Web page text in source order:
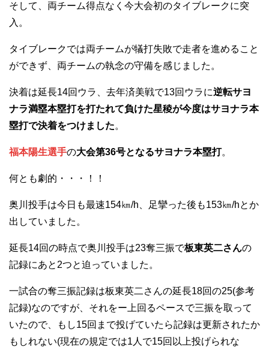
そして、両チーム得点なく今大会初のタイブレークに突
入。
タイブレークでは両チームが犠打失敗で走者を進めること
ができず、両チームの執念の守備を感じました。
決着は延長14回ウラ、去年済美戦で13回ウラに逆転サヨ
ナラ満塁本塁打を打たれて負けた星稜が今度はサヨナラ本
塁打で決着をつけました。
福本陽生選手の大会第36号となるサヨナラ本塁打。
何とも劇的・・・！！
奥川投手は今日も最速154㎞/h、足攣った後も153㎞/hとか
出していました。
延長14回の時点で奥川投手は23奪三振で板東英二さんの
記録にあと2つと迫っていました。
一試合の奪三振記録は板東英二さんの延長18回の25(参考
記録)なのですが、それをー上回るペースで三振を取って
いたので、もし15回まで投げていたら記録は更新されたか
もしれない(現在の規定では1人で15回以上投げられな